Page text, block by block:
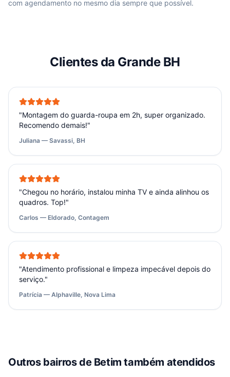
com agendamento no mesmo dia sempre que possível.
Clientes da Grande BH
"Montagem do guarda-roupa em 2h, super organizado.
Recomendo demais!"
Juliana — Savassi, BH
"Chegou no horário, instalou minha TV e ainda alinhou os
quadros. Top!"
Carlos — Eldorado, Contagem
"Atendimento profissional e limpeza impecável depois do
serviço."
Patrícia — Alphaville, Nova Lima
Outros bairros de Betim também atendidos